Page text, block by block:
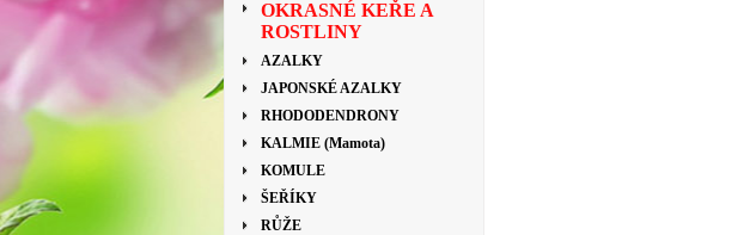
OKRASNÉ KEŘE A
ROSTLINY
AZALKY
JAPONSKÉ AZALKY
RHODODENDRONY
KALMIE (Mamota)
KOMULE
ŠEŘÍKY
RŮŽE